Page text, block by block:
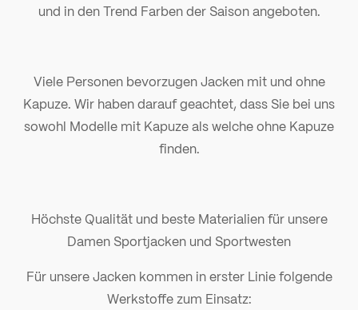
und in den Trend Farben der Saison angeboten.
Viele Personen bevorzugen Jacken mit und ohne
Kapuze. Wir haben darauf geachtet, dass Sie bei uns
sowohl Modelle mit Kapuze als welche ohne Kapuze
finden.
Höchste Qualität und beste Materialien für unsere
Damen Sportjacken und Sportwesten
Für unsere Jacken kommen in erster Linie folgende
Werkstoffe zum Einsatz: